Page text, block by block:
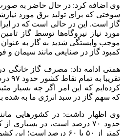
سوختی که برای تولید برق مورد
مورد نیاز نیروگاه‌ها توسط گاز
موجب وابستگی شدید به گاز به
کمبود گاز در صنایعی مانند سیمان و
همتی ادامه داد: مصرف گاز خانگی
کرده‌ایم که این امر اگر چه بسیار
که سهم گاز در سبد انرژی ما به شده
وی اظهار داشت: در کشور‌هایی
حدود ۷۰ درصد است، در
کمتر از ۵۰ یا ۶۰ درصد